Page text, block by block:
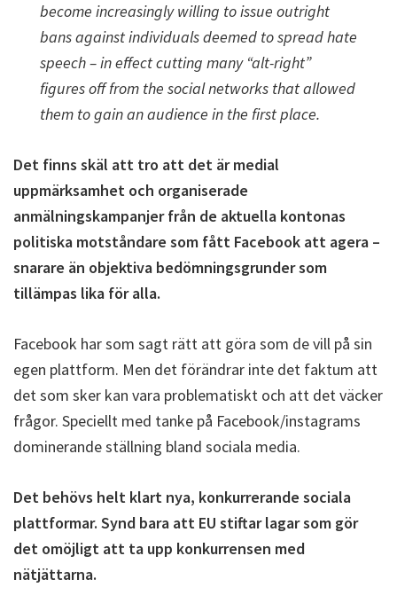
become increasingly willing to issue outright
bans against individuals deemed to spread hate
speech – in effect cutting many “alt-right”
figures off from the social networks that allowed
them to gain an audience in the first place.
Det finns skäl att tro att det är medial
uppmärksamhet och organiserade
anmälningskampanjer från de aktuella kontonas
politiska motståndare som fått Facebook att agera –
snarare än objektiva bedömningsgrunder som
tillämpas lika för alla.
Facebook har som sagt rätt att göra som de vill på sin
egen plattform. Men det förändrar inte det faktum att
det som sker kan vara problematiskt och att det väcker
frågor. Speciellt med tanke på Facebook/instagrams
dominerande ställning bland sociala media.
Det behövs helt klart nya, konkurrerande sociala
plattformar. Synd bara att EU stiftar lagar som gör
det omöjligt att ta upp konkurrensen med
nätjättarna.